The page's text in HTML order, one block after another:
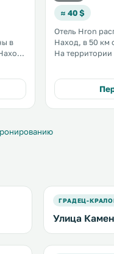
в
≈ 40 $
Отель Hron
Наход, в 50 км
На территории
В некоторых
гостиная зона. Ряд номеров
выходит на
ГРАДЕЦ-
Улица